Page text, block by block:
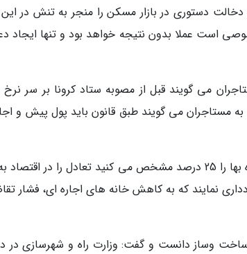
دستوری در بازار مسکن را منجر به تنش در این
است عملا بدون نتیجه خواهد بود و تنها ایجاد
می گویند قبل از مصوبه ستاد کرونا بر سر
به مستاجران می گویند طبق قانون باید پول پیش و
از طرف دیگر وقتی تورم 44 درصد است و شما سقف افزایش اجاره بها را 25 درصد مشخص می کنید تعادل را در
نمایند که به کاهش خانه های اجاره ای، فشار
وساز دانست و گفت: وزارت راه و شهرسازی در